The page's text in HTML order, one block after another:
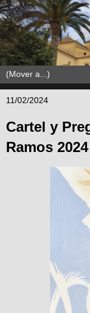
11/02/2024
Cartel y
Ramos 2024